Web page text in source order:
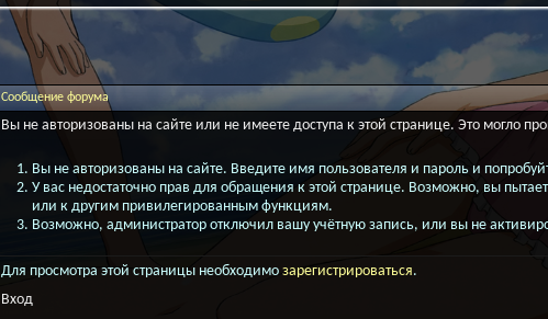
Сообщение форума
Вы не авторизованы на сайте или не имеете доступа к этой странице. Это могло
Вы не авторизованы на сайте. Введите имя пользователя и пароль и
У вас недостаточно прав для обращения к этой странице. Возможно, вы
или к другим привилегированным функциям.
Возможно, администратор отключил вашу учётную запись, или вы не
Для просмотра этой страницы необходимо зарегистрироваться.
Вход